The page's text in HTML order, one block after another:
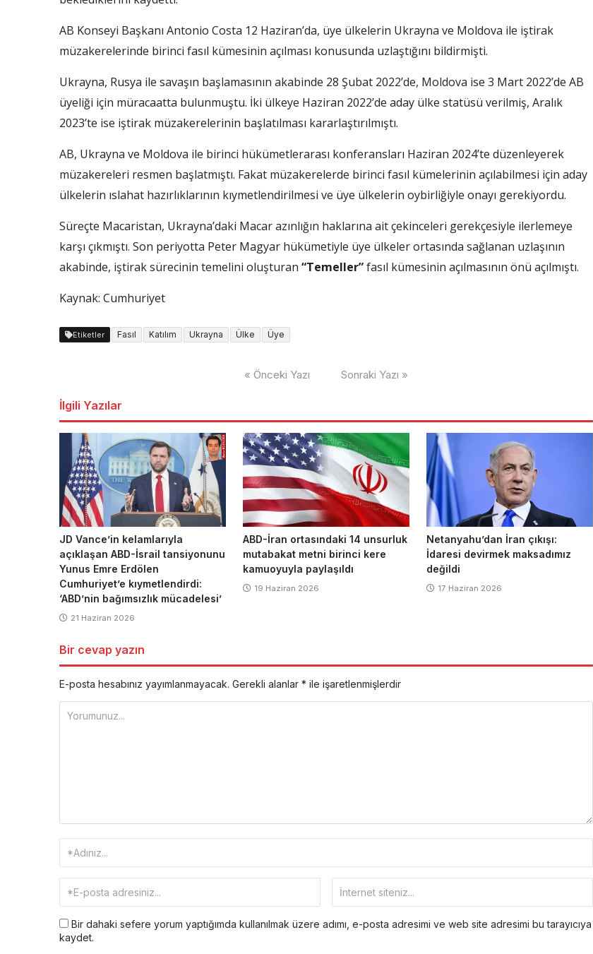
AB Konseyi Başkanı Antonio Costa 12 Haziran’da, üye ülkelerin Ukrayna ve Moldova ile iştirak
müzakerelerinde birinci fasıl kümesinin açılması konusunda uzlaştığını bildirmişti.
Ukrayna, Rusya ile savaşın başlamasının akabinde 28 Şubat 2022’de, Moldova ise 3 Mart 2022’de AB
üyeliği için müracaatta bulunmuştu. İki ülkeye Haziran 2022’de aday ülke statüsü verilmiş, Aralık
2023’te ise iştirak müzakerelerinin başlatılması kararlaştırılmıştı.
AB, Ukrayna ve Moldova ile birinci hükümetlerarası konferansları Haziran 2024’te düzenleyerek
müzakereleri resmen başlatmıştı. Fakat müzakerelerde birinci fasıl kümelerinin açılabilmesi için aday
ülkelerin ıslahat hazırlıklarının kıymetlendirilmesi ve üye ülkelerin oybirliğiyle onayı gerekiyordu.
Süreçte Macaristan, Ukrayna’daki Macar azınlığın haklarına ait çekinceleri gerekçesiyle ilerlemeye
karşı çıkmıştı. Son periyotta Peter Magyar hükümetiyle üye ülkeler ortasında sağlanan uzlaşının
akabinde, iştirak sürecinin temelini oluşturan “Temeller”fasıl kümesinin açılmasının önü açılmıştı.
Kaynak: Cumhuriyet
Etiketler Fasıl Katılım Ukrayna Ülke Üye
« Önceki Yazı Sonraki Yazı »
İlgili Yazılar
JD Vance’in kelamlarıyla
açıklaşan ABD-İsrail tansiyonunu
Yunus Emre Erdölen
Cumhuriyet’e kıymetlendirdi:
‘ABD’nin bağımsızlık mücadelesi’
21 Haziran 2026
ABD-İran ortasındaki 14 unsurluk
mutabakat metni birinci kere
kamuoyuyla paylaşıldı
19 Haziran 2026
Netanyahu’dan İran çıkışı:
İdaresi devirmek maksadımız
değildi
17 Haziran 2026
Bir cevap yazın
E-posta hesabınız yayımlanmayacak. Gerekli alanlar * ile işaretlenmişlerdir
Bir dahaki sefere yorum yaptığımda kullanılmak üzere adımı, e-posta adresimi ve web site adresimi bu tarayıcıya
kaydet.